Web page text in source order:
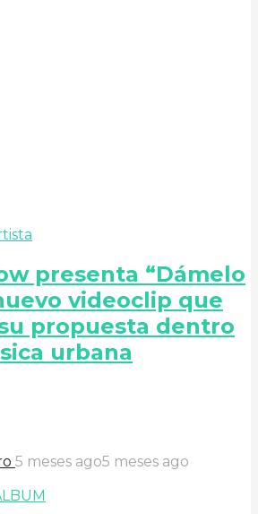
presenta “Dámelo
videoclip que
propuesta dentro
urbana
5 meses ago5 meses ago